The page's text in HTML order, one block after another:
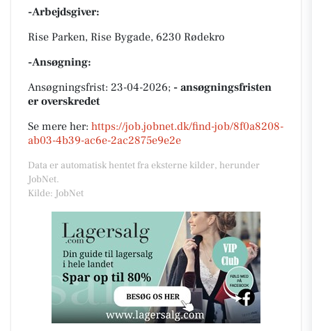
-Arbejdsgiver:
Rise Parken, Rise Bygade, 6230 Rødekro
-Ansøgning:
Ansøgningsfrist: 23-04-2026; - ansøgningsfristen
er overskredet
Se mere her: https://job.jobnet.dk/find-job/8f0a8208-
ab03-4b39-ac6e-2ac2875e9e2e
Data er automatisk hentet fra eksterne kilder, herunder
JobNet.
Kilde: JobNet